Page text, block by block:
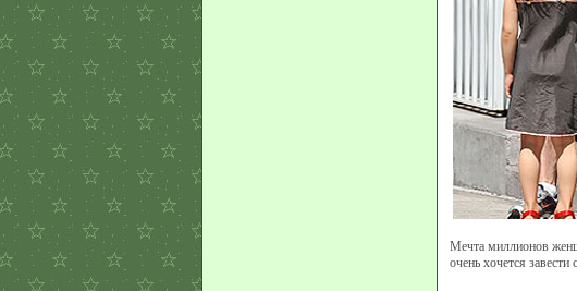
Мечта миллионов
очень хочется завести